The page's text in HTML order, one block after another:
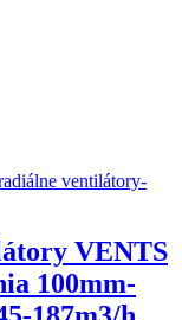
ventilátory-
VENTS
100mm-